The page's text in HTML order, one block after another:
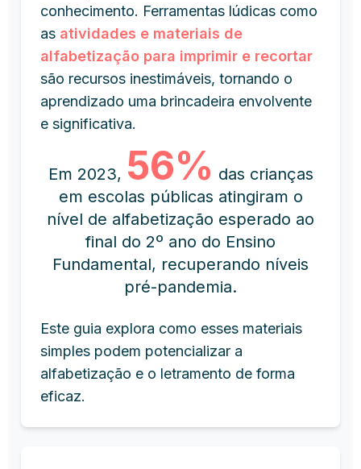
conhecimento. Ferramentas lúdicas como
as atividades e materiais de
alfabetização para imprimir e recortar
são recursos inestimáveis, tornando o
aprendizado uma brincadeira envolvente
e significativa.
Em 2023, 56% das crianças
em escolas públicas atingiram o
nível de alfabetização esperado ao
final do 2º ano do Ensino
Fundamental, recuperando níveis
pré-pandemia.
Este guia explora como esses materiais
simples podem potencializar a
alfabetização e o letramento de forma
eficaz.